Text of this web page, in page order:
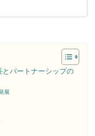
パートナーシップの
展